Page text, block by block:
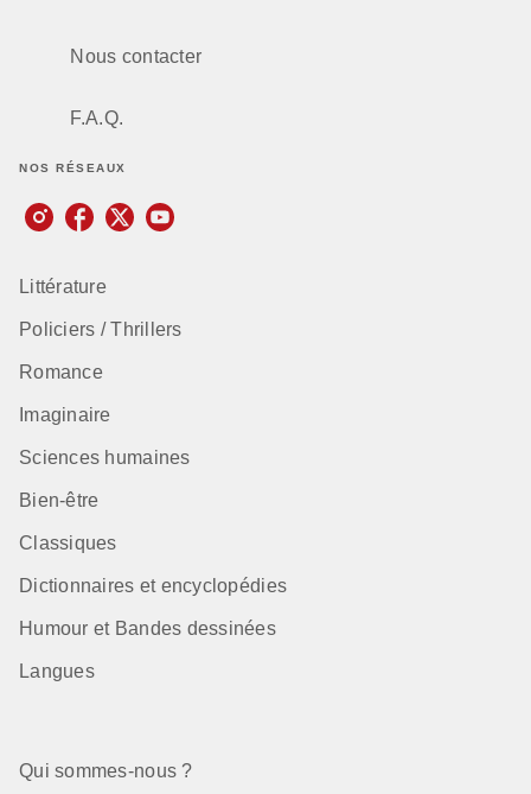
Nous contacter
F.A.Q.
NOS RÉSEAUX
Littérature
Policiers / Thrillers
Romance
Imaginaire
Sciences humaines
Bien-être
Classiques
Dictionnaires et encyclopédies
Humour et Bandes dessinées
Langues
Qui sommes-nous ?